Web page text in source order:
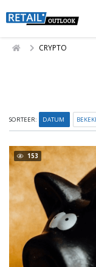
CRYPTO
SORTEER: DATUM
153